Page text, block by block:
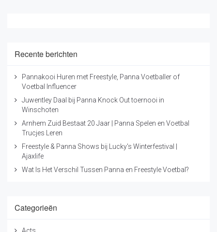
Recente berichten
Pannakooi Huren met Freestyle, Panna Voetballer of
Voetbal Influencer
Juwentley Daal bij Panna Knock Out toernooi in
Winschoten
Arnhem Zuid Bestaat 20 Jaar | Panna Spelen en Voetbal
Trucjes Leren
Freestyle & Panna Shows bij Lucky's Winterfestival |
Ajaxlife
Wat Is Het Verschil Tussen Panna en Freestyle Voetbal?
Categorieën
Acts